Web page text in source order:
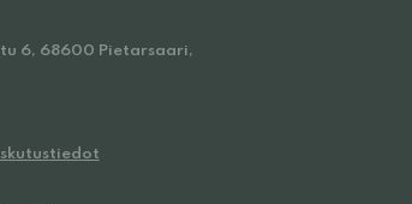
6, 68600 Pietarsaari,